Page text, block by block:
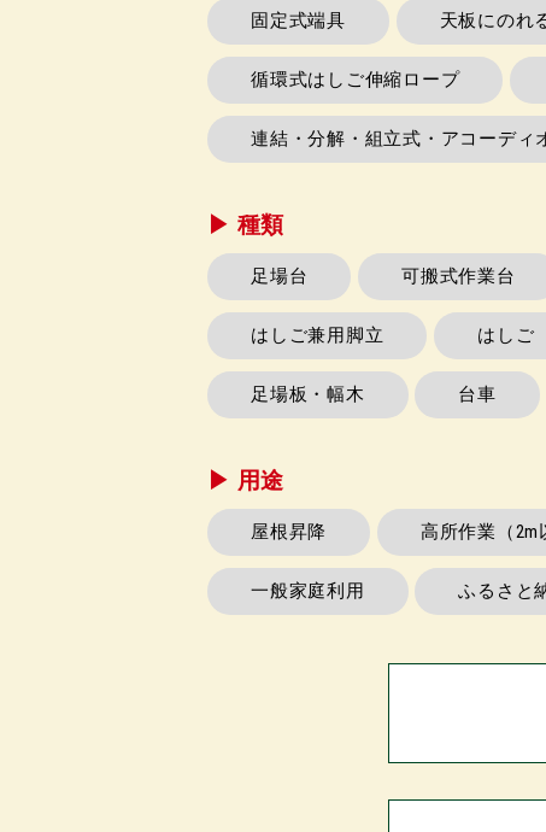
固定式端具 天板にのれ
循環式はしご伸縮ロープ
連結・分解・組立式・アコーディ
▶︎ 種類
足場台 可搬式作業台
はしご兼用脚立 はしご
足場板・幅木 台車
▶︎ 用途
屋根昇降 高所作業（2m
一般家庭利用 ふるさと